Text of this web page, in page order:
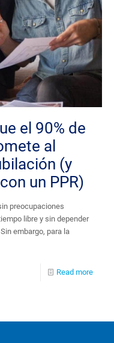
el 90% de
al
(y
un PPR)
preocupaciones
libre y sin depender
embargo, para la
Read more